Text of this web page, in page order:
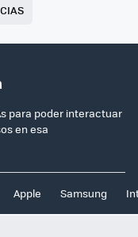
para poder interactuar
en esa
Apple Samsung